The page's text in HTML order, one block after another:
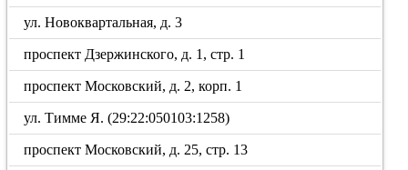
ул. Новоквартальная, д. 3
проспект Дзержинского, д. 1, стр. 1
проспект Московский, д. 2, корп. 1
ул. Тимме Я. (29:22:050103:1258)
проспект Московский, д. 25, стр. 13